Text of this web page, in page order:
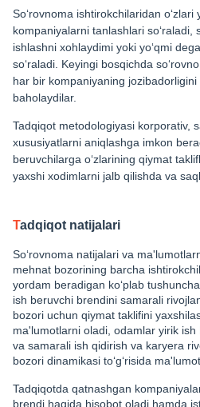
So‘rovnoma ishtirokchilaridan o‘zlari
kompaniyalarni tanlashlari so‘raladi,
ishlashni xohlaydimi yoki yo‘qmi
so‘raladi. Keyingi bosqichda
har bir kompaniyaning
baholaydilar.
Tadqiqot metodologiyasi korporativ,
xususiyatlarni aniqlashga imkon
beruvchilarga o‘zlarining qiymat
yaxshi xodimlarni jalb qilishda va
Tadqiqot natijalari
So‘rovnoma natijalari va
mehnat bozorining barcha
yordam beradigan ko‘plab
ish beruvchi brendini samarali
bozori uchun qiymat taklifini
ma'lumotlarni oladi, odamlar yirik
va samarali ish qidirish va karyera
bozori dinamikasi to‘g‘risida
Tadqiqotda qatnashgan
brendi haqida hisobot oladi hamda